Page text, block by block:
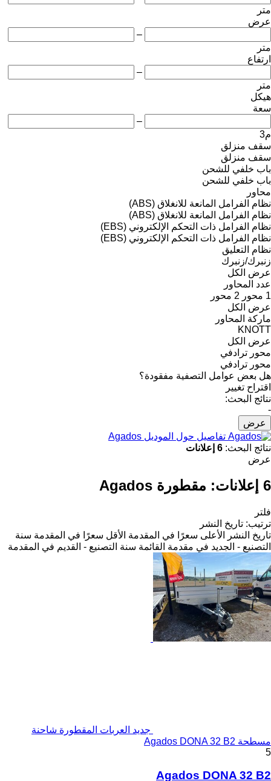
متر
عرض
–
متر
ارتفاع
–
متر
هيكل
سعة
–
م3
سقف منزلق
سقف منزلق
باب خلفي للشحن
باب خلفي للشحن
محاور
نظام الفرامل المانعة للانغلاق (ABS)
نظام الفرامل المانعة للانغلاق (ABS)
نظام الفرامل ذات التحكم الإلكتروني (EBS)
نظام الفرامل ذات التحكم الإلكتروني (EBS)
نظام التعليق
زنبرك/زنبرك
عرض الكل
عدد المحاور
1 محور
2 محور
عرض الكل
ماركة المحاور
KNOTT
عرض الكل
محور ترادفي
محور ترادفي
هل بعض عوامل التصفية مفقودة؟
اقتراح تغيير
نتائج البحث:
-
عرض
تفاصيل حول الموديل Agados
نتائج البحث: 6 إعلانات
عرض
6 إعلانات: مقطورة Agados
فلتر
ترتيب: تاريخ النشر
تاريخ النشر
الأعلى سعرًا في المقدمة الأقل سعرًا في المقدمة سنة
التصنيع - الجديد في مقدمة القائمة سنة التصنيع - القديم في المقدمة
جديد العربات المقطورة شاحنة
مسطحة Agados DONA 32 B2
5
Agados DONA 32 B2